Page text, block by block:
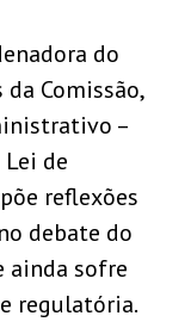
do
Comissão,
–
de
reflexões
debate do
ainda sofre
regulatória.